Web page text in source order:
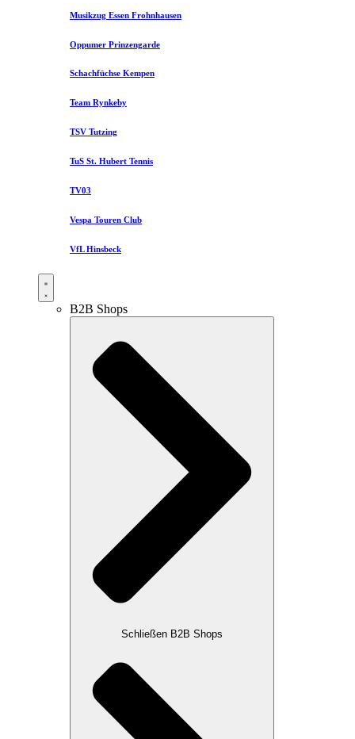
Musikzug Essen Frohnhausen
Oppumer Prinzengarde
Schachfüchse Kempen
Team Rynkeby
TSV Tutzing
TuS St. Hubert Tennis
TV03
Vespa Touren Club
VfL Hinsbeck
B2B Shops
Schließen B2B Shops